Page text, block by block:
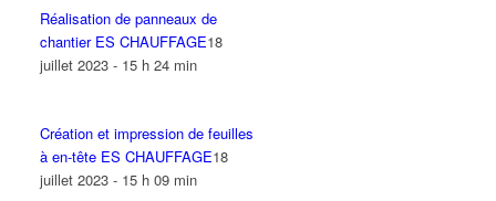
Réalisation de panneaux de
chantier ES CHAUFFAGE18
juillet 2023 - 15 h 24 min
Création et impression de feuilles
à en-tête ES CHAUFFAGE18
juillet 2023 - 15 h 09 min